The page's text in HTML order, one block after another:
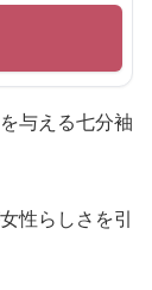
与える七分袖
性らしさを引